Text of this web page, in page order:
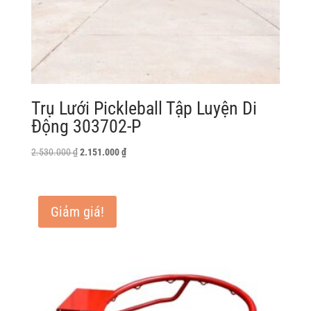
Trụ Lưới Pickleball Tập Luyện Di
Động 303702-P
2.530.000₫ Giá
2.530.000 ₫.
2.151.000₫Giá
Giảm giá!